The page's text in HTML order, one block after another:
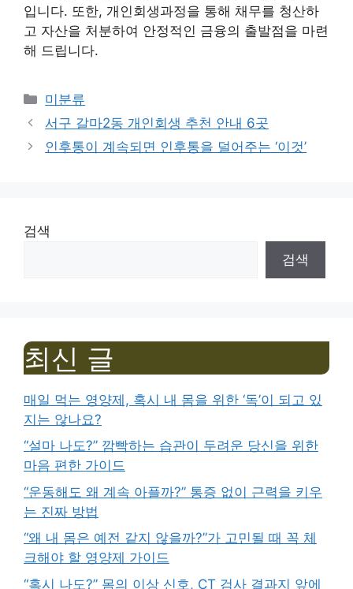
입니다. 또한, 개인회생과정을 통해 채무를 청산하
고 자산을 처분하여 안정적인 금융의 출발점을 마련
해 드립니다.
Categories
미분류
서구 갈마2동 개인회생 추천 안내 6곳
인후통이 계속되면 인후통을 덜어주는 ‘이것’
검색
검색
최신 글
매일 먹는 영양제, 혹시 내 몸을 위한 ‘독’이 되고 있
지는 않나요?
“설마 나도?” 깜빡하는 습관이 두려운 당신을 위한
마음 편한 가이드
“운동해도 왜 계속 아플까?” 통증 없이 근력을 키우
는 진짜 방법
“왜 내 몸은 예전 같지 않을까?”가 고민될 때 꼭 체
크해야 할 영양제 가이드
“혹시 나도?” 몸의 이상 신호, CT 검사 결과지 앞에